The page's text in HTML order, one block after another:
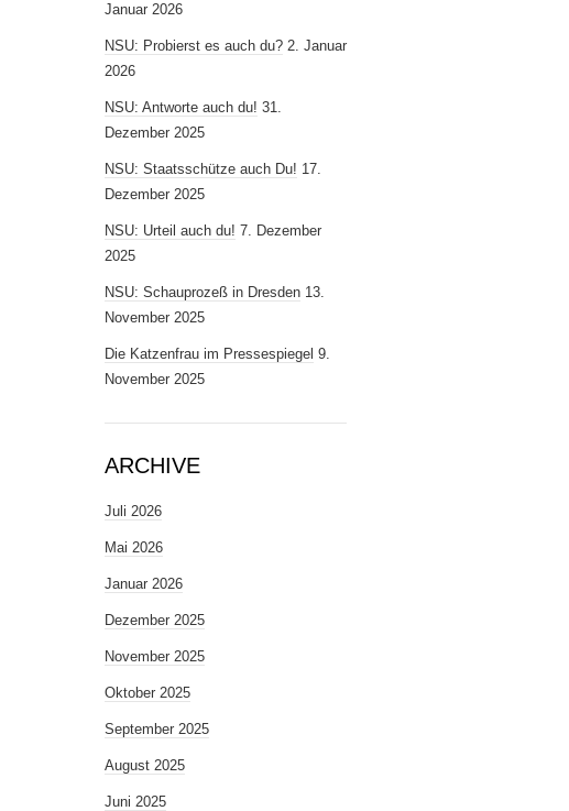
Januar 2026
NSU: Probierst es auch du? 2. Januar
2026
NSU: Antworte auch du! 31.
Dezember 2025
NSU: Staatsschütze auch Du! 17.
Dezember 2025
NSU: Urteil auch du! 7. Dezember
2025
NSU: Schauprozeß in Dresden 13.
November 2025
Die Katzenfrau im Pressespiegel 9.
November 2025
ARCHIVE
Juli 2026
Mai 2026
Januar 2026
Dezember 2025
November 2025
Oktober 2025
September 2025
August 2025
Juni 2025